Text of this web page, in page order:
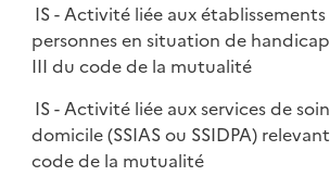
IS - Activité liée aux
personnes en situation de
III du code de la mutualité
IS - Activité liée aux services de
domicile (SSIAS ou SSIDPA)
code de la mutualité